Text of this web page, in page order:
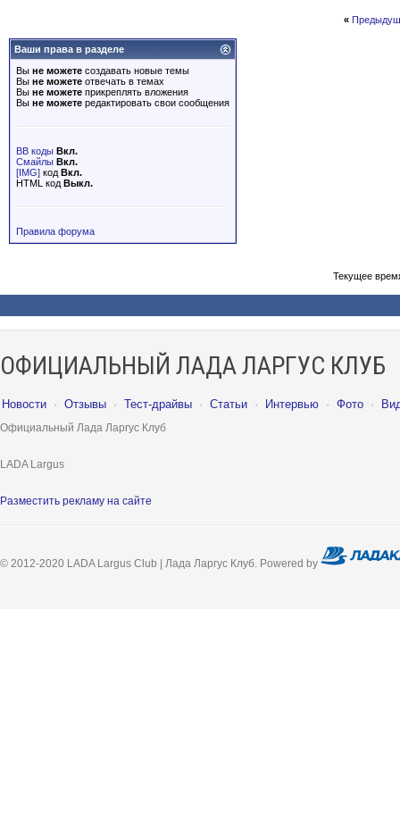
«
Ваши права в разделе
Вы не можете создавать новые темы
Вы не можете отвечать в темах
Вы не можете прикреплять вложения
Вы не можете редактировать свои сообщения
BB коды Вкл.
Смайлы Вкл.
[IMG] код Вкл.
HTML код Выкл.
Правила форума
Текущее
ОФИЦИАЛЬНЫЙ ЛАДА ЛАРГУС КЛУБ
Новости · Отзывы · Тест-драйвы · Статьи · Интервью · Фото ·
Официальный Лада Ларгус Клуб
LADA Largus
Разместить рекламу на сайте
© 2012-2020 LADA Largus Club | Лада Ларгус Клуб. Powered by